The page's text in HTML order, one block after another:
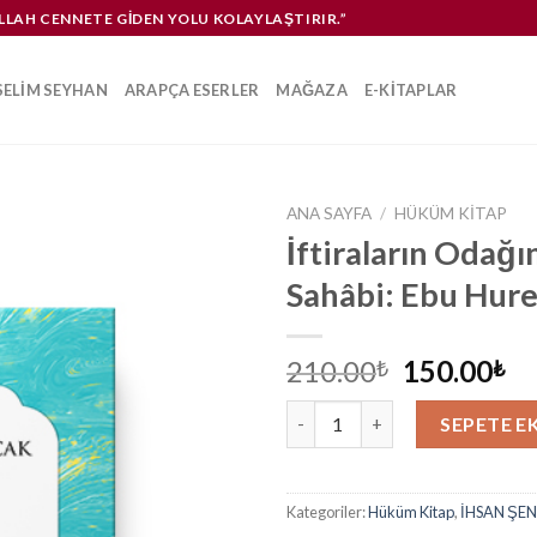
CENNETE GIDEN YOLU KOLAYLAŞTIRIR.”
SEYHAN ARAPÇA ESERLER MAĞAZA E-KITAPLAR
ANA SAYFA / HÜKÜM KITAP
İftiraların
Sahâbi: Ebu
210.00₺
Orijinal
fiyat:
210.00₺.
150.00₺Şu
SEPETE
Kategoriler:Hüküm Kitap, İHSAN